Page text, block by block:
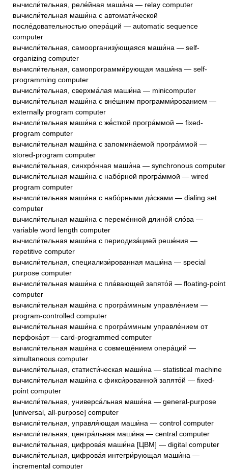
вычисли́тельная, реле́йная маши́на — relay computer
вычисли́тельная маши́на с автомати́ческой
после́довательностью опера́ций — automatic sequence
computer
вычисли́тельная, самоорганизу́ющаяся маши́на — self-
organizing computer
вычисли́тельная, самопрограмми́рующая маши́на — self-
programming computer
вычисли́тельная, сверхма́лая маши́на — minicomputer
вычисли́тельная маши́на с вне́шним программи́рованием —
externally program computer
вычисли́тельная маши́на с жё́сткой програ́ммой — fixed-
program computer
вычисли́тельная маши́на с запомина́емой програ́ммой —
stored-program computer
вычисли́тельная, синхро́нная маши́на — synchronous computer
вычисли́тельная маши́на с набо́рной програ́ммой — wired
program computer
вычисли́тельная маши́на с набо́рными ди́сками — dialing set
computer
вычисли́тельная маши́на с переме́нной длино́й сло́ва —
variable word length computer
вычисли́тельная маши́на с периодиза́цией реше́ния —
repetitive computer
вычисли́тельная, специализи́рованная маши́на — special
purpose computer
вычисли́тельная маши́на с пла́вающей запято́й — floating-point
computer
вычисли́тельная маши́на с програ́ммным управле́нием —
program-controlled computer
вычисли́тельная маши́на с програ́ммным управле́нием от
перфока́рт — card-programmed computer
вычисли́тельная маши́на с совмеще́нием опера́ций —
simultaneous computer
вычисли́тельная, статисти́ческая маши́на — statistical machine
вычисли́тельная маши́на с фикси́рованной запято́й — fixed-
point computer
вычисли́тельная, универса́льная маши́на — general-purpose
[universal, all-purpose] computer
вычисли́тельная, управля́ющая маши́на — control computer
вычисли́тельная, центра́льная маши́на — central computer
вычисли́тельная, цифрова́я маши́на [ЦВМ] — digital computer
вычисли́тельная, цифрова́я интегри́рующая маши́на —
incremental computer